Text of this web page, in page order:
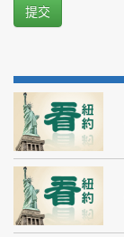
提交